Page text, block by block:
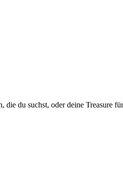
du suchst, oder deine Treasure